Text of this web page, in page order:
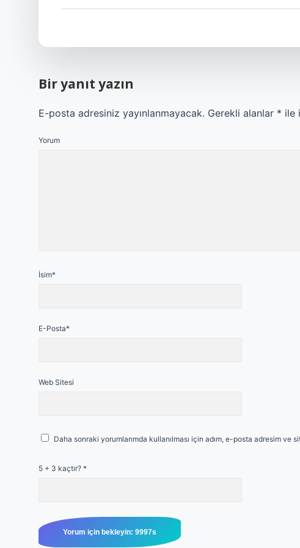
Bir yanıt yazın
E-posta adresiniz yayınlanmayacak. Gerekli alanlar * ile
Yorum
İsim*
E-Posta*
Web Sitesi
Daha sonraki yorumlarımda kullanılması için adım, e-posta adresim ve
5 + 3 kaçtır? *